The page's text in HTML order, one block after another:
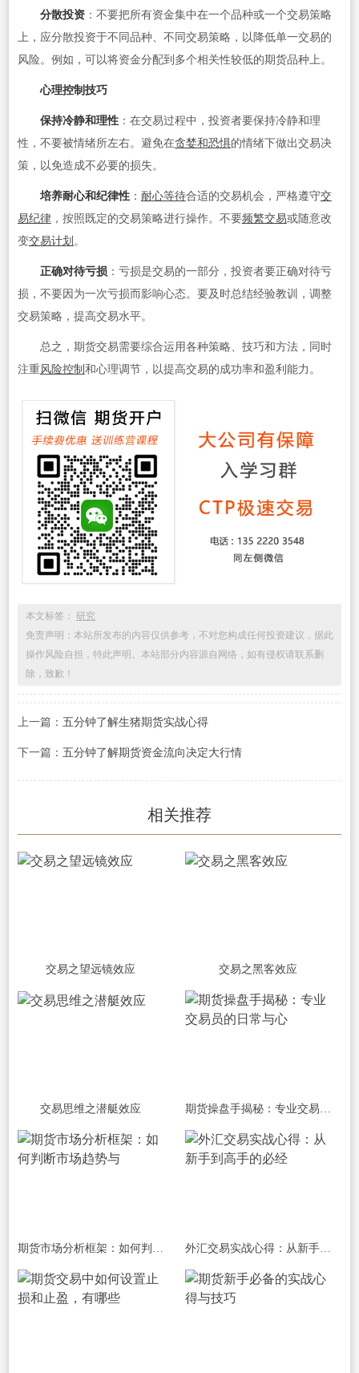
分散投资：不要把所有资金集中在一个品种或一个交易策略
上，应分散投资于不同品种、不同交易策略，以降低单一交易的
风险。例如，可以将资金分配到多个相关性较低的期货品种上。
心理控制技巧
保持冷静和理性：在交易过程中，投资者要保持冷静和理
性，不要被情绪所左右。避免在贪婪和恐惧的情绪下做出交易决
策，以免造成不必要的损失。
培养耐心和纪律性： 耐心等待合适的交易机会，严格遵守交
易纪律，按照既定的交易策略进行操作。不要频繁交易或随意改
变交易计划 。
正确对待亏损：亏损是交易的一部分，投资者要正确对待亏
损，不要因为一次亏损而影响心态。要及时总结经验教训，调整
交易策略，提高交易水平。
总之，期货交易需要综合运用各种策略、技巧和方法，同时
注重风险控制 和心理调节，以提高交易的成功率和盈利能力。
本文标签： 研究
免责声明：本站所发布的内容仅供参考，不对您构成任何投资建议，据此
操作风险自担，特此声明。本站部分内容源自网络，如有侵权请联系删
除，致歉！
上一篇： 五分钟了解生猪期货实战心得
下一篇： 五分钟了解期货资金流向决定大行情
相关推荐
交易之望远镜效应 交易之黑客效应
交易思维之潜艇效应 期货操盘手揭秘：专业交易员的日常与心
期货市场分析框架：如何判断市场趋势与 外汇交易实战心得：从新手到高手的必经